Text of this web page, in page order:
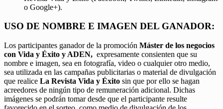
o Google+).
USO DE NOMBRE E IMAGEN DEL GANADOR:
Los participantes ganador de la promoción Máster de los negocios
con Vida y Éxito y ADEN, expresamente consienten que su
nombre e imagen, sea en fotografía, video o cualquier otro medio,
sea utilizada en las campañas publicitarias o material de divulgación
que realice La Revista Vida y Éxito sin que por ello se hagan
acreedores de ningún tipo de remuneración adicional. Dichas
imágenes se podrán tomar desde que el participante resulte